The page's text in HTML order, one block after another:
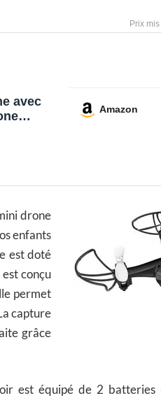
avec
Mode
Enfants
Amazon
drone
enfants
est doté
conçu
permet
capture
grâce
est équipé de 2 batteries